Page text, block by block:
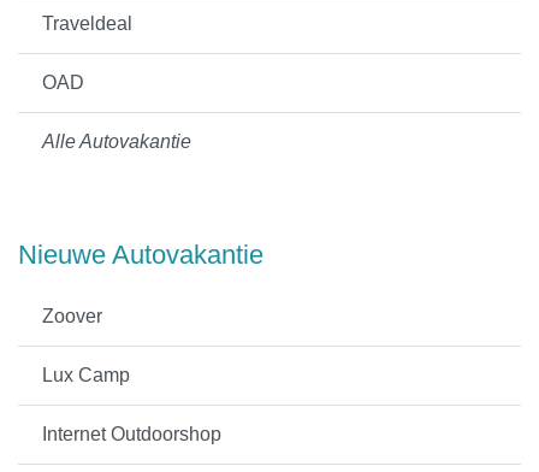
Traveldeal
OAD
Alle Autovakantie
Nieuwe Autovakantie
Zoover
Lux Camp
Internet Outdoorshop